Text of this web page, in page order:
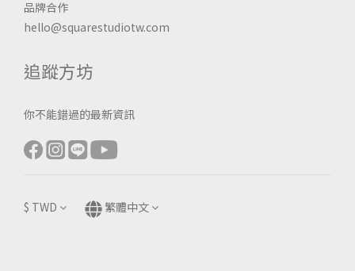
品牌合作
hello@squarestudiotw.com
追蹤方坊
你不能錯過的最新資訊
$ TWD 繁體中文